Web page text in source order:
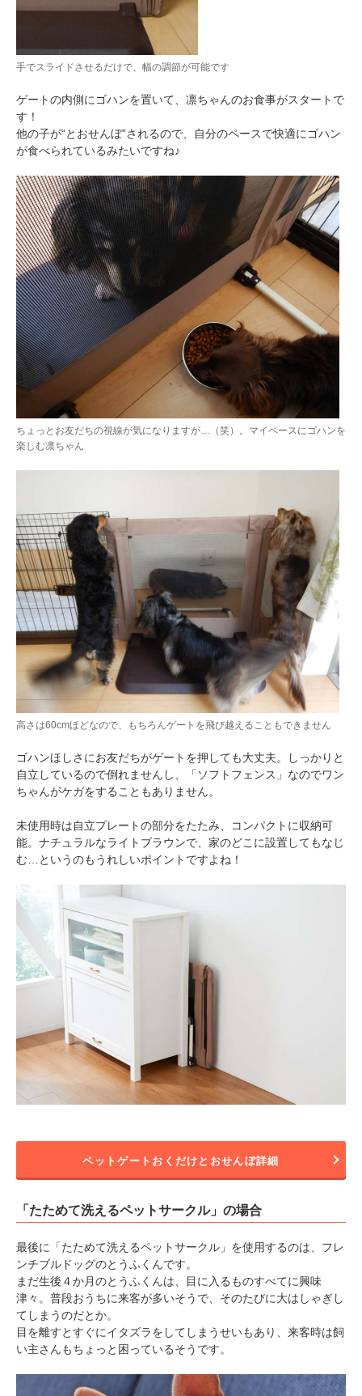
手でスライドさせるだけで、幅の調節が可能です
ゲートの内側にゴハンを置いて、凛ちゃんのお食事がスタートで
す！
他の子が“とおせんぼ”されるので、自分のペースで快適にゴハン
が食べられているみたいですね♪
ちょっとお友だちの視線が気になりますが…（笑）。マイペースにゴハンを
楽しむ凛ちゃん
高さは60cmほどなので、もちろんゲートを飛び越えることもできません
ゴハンほしさにお友だちがゲートを押しても大丈夫。しっかりと
自立しているので倒れませんし、「ソフトフェンス」なのでワン
ちゃんがケガをすることもありません。
未使用時は自立プレートの部分をたたみ、コンパクトに収納可
能。ナチュラルなライトブラウンで、家のどこに設置してもなじ
む…というのもうれしいポイントですよね！
ペットゲートおくだけとおせんぼ詳細
「たためて洗えるペットサークル」の場合
最後に「たためて洗えるペットサークル」を使用するのは、フレ
ンチブルドッグのとうふくんです。
まだ生後４か月のとうふくんは、目に入るものすべてに興味
津々。普段おうちに来客が多いそうで、そのたびに大はしゃぎし
てしまうのだとか。
目を離すとすぐにイタズラをしてしまうせいもあり、来客時は飼
い主さんもちょっと困っているそうです。